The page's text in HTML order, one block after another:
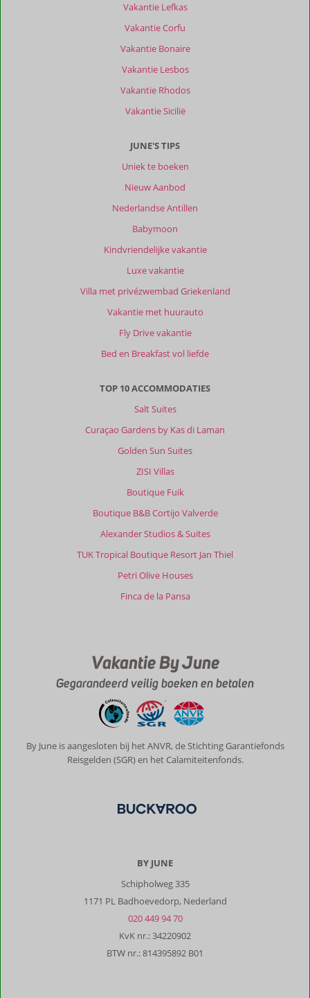
Vakantie Lefkas
Vakantie Corfu
Vakantie Bonaire
Vakantie Lesbos
Vakantie Rhodos
Vakantie Sicilië
JUNE'S TIPS
Uniek te boeken
Nieuw Aanbod
Nederlandse Antillen
Babymoon
Kindvriendelijke vakantie
Luxe vakantie
Villa met privézwembad Griekenland
Vakantie met huurauto
Fly Drive vakantie
Bed en Breakfast vol liefde
TOP 10 ACCOMMODATIES
Salt Suites
Curaçao Gardens by Kas di Laman
Golden Sun Suites
ZISI Villas
Boutique Fuik
Boutique B&B Cortijo Valverde
Alexander Studios & Suites
TUK Tropical Boutique Resort Jan Thiel
Petri Olive Houses
Finca de la Pansa
Vakantie By June
Gegarandeerd veilig boeken en betalen
By June is aangesloten bij het ANVR, de Stichting Garantiefonds
Reisgelden (SGR) en het Calamiteitenfonds.
BY JUNE
Schipholweg 335
1171 PL Badhoevedorp, Nederland
020 449 94 70
KvK nr.: 34220902
BTW nr.: 814395892 B01